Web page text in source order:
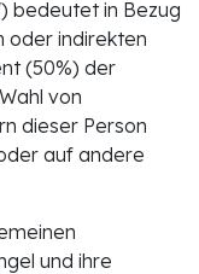
bedeutet in Bezug
oder indirekten
(50%) der
von
dieser Person
auf andere
und ihre